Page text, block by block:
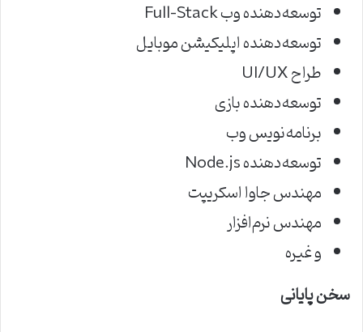
توسعه‌دهنده وب Full-Stack
توسعه‌دهنده اپلیکیشن موبایل
طراح UI/UX
توسعه‌دهنده بازی
برنامه‌نویس وب
توسعه‌دهنده Node.js
مهندس جاوا اسکریپت
مهندس نرم‌افزار
و غیره
سخن پایانی